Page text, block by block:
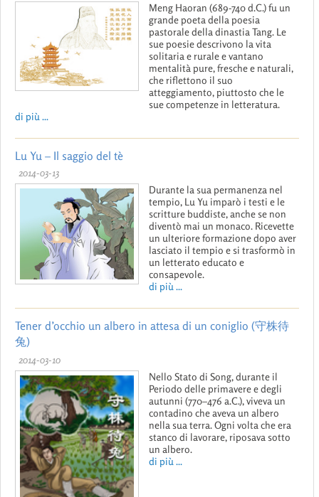
Meng Haoran (689-740 d.C.) fu un
grande poeta della poesia
pastorale della dinastia Tang. Le
sue poesie descrivono la vita
solitaria e rurale e vantano
mentalità pure, fresche e naturali,
che riflettono il suo
atteggiamento, piuttosto che le
sue competenze in letteratura.
di più ...
Lu Yu – Il saggio del tè
2014-03-13
Durante la sua permanenza nel
tempio, Lu Yu imparò i testi e le
scritture buddiste, anche se non
diventò mai un monaco. Ricevette
un ulteriore formazione dopo aver
lasciato il tempio e si trasformò in
un letterato educato e
consapevole.
di più ...
Tener d’occhio un albero in attesa di un coniglio (守株待
兔)
2014-03-10
Nello Stato di Song, durante il
Periodo delle primavere e degli
autunni (770–476 a.C.), viveva un
contadino che aveva un albero
nella sua terra. Ogni volta che era
stanco di lavorare, riposava sotto
un albero.
di più ...